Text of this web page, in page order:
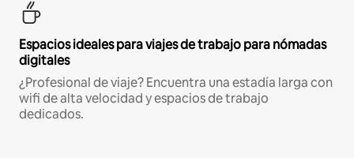
Espacios ideales para viajes de trabajo para nómadas
digitales
¿Profesional de viaje? Encuentra una estadía larga con
wifi de alta velocidad y espacios de trabajo
dedicados.